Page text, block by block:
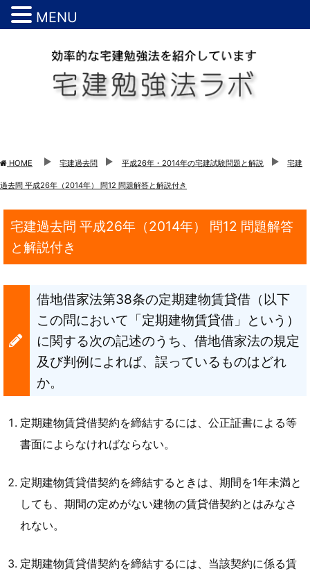
HOME 宅建過去問 平成26年・2014年の宅建試験問題と解説 宅建
過去問 平成26年（2014年） 問12 問題解答と解説付き
宅建過去問 平成26年（2014年） 問12 問題解答
と解説付き
借地借家法第38条の定期建物賃貸借（以下
この問において「定期建物賃貸借」という）
に関する次の記述のうち、借地借家法の規定
及び判例によれば、誤っているものはどれ
か。
定期建物賃貸借契約を締結するには、公正証書による等
書面によらなければならない。
定期建物賃貸借契約を締結するときは、期間を1年未満と
しても、期間の定めがない建物の賃貸借契約とはみなさ
れない。
定期建物賃貸借契約を締結するには、当該契約に係る賃
MENU